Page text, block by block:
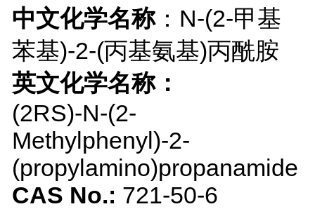
中文化学名称：N-(2-甲基
苯基)-2-(丙基氨基)丙酰胺
英文化学名称：
(2RS)-N-(2-
Methylphenyl)-2-
(propylamino)propanamide
CAS No.: 721-50-6